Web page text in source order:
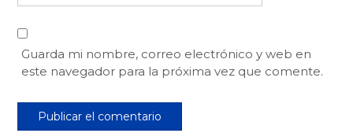
Guarda mi nombre, correo electrónico y web en
este navegador para la próxima vez que comente.